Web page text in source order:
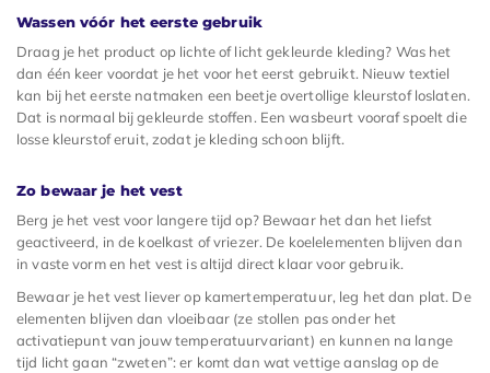
Wassen vóór het eerste gebruik
Draag je het product op lichte of licht gekleurde kleding? Was het
dan één keer voordat je het voor het eerst gebruikt. Nieuw textiel
kan bij het eerste natmaken een beetje overtollige kleurstof loslaten.
Dat is normaal bij gekleurde stoffen. Een wasbeurt vooraf spoelt die
losse kleurstof eruit, zodat je kleding schoon blijft.
Zo bewaar je het vest
Berg je het vest voor langere tijd op? Bewaar het dan het liefst
geactiveerd, in de koelkast of vriezer. De koelelementen blijven dan
in vaste vorm en het vest is altijd direct klaar voor gebruik.
Bewaar je het vest liever op kamertemperatuur, leg het dan plat. De
elementen blijven dan vloeibaar (ze stollen pas onder het
activatiepunt van jouw temperatuurvariant) en kunnen na lange
tijd licht gaan “zweten”: er komt dan wat vettige aanslag op de